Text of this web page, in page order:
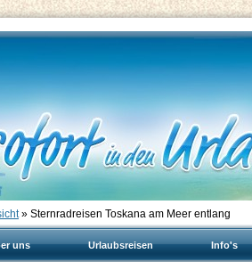
» Sternradreisen Toskana am Meer entlang
uns Urlaubsreisen Info's